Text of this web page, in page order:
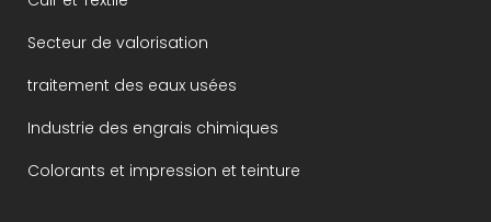
Secteur de valorisation
traitement des eaux usées
Industrie des engrais chimiques
Colorants et impression et teinture